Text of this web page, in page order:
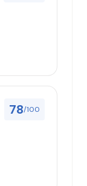
78/100